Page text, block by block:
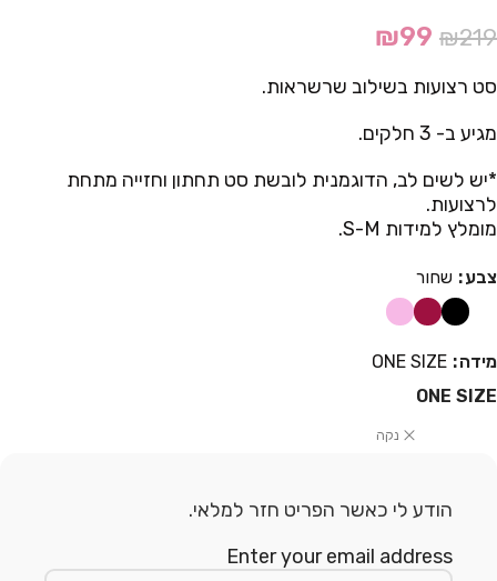
₪219
₪99
סט רצועות בשילוב שרשראות.
מגיע ב- 3 חלקים.
*יש לשים לב, הדוגמנית לובשת סט תחתון וחזייה מתחת
לרצועות.
מומלץ למידות S-M.
צבע שחור
מידה
ONE SIZE
ONE SIZE
נקה
הודע לי כאשר הפריט חזר למלאי.
Enter your email address